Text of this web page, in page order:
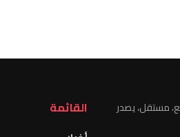
مستقل، يصدر
القائمة